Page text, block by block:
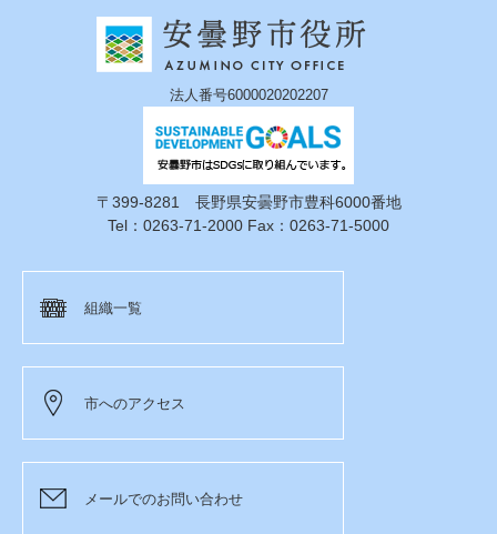
法人番号6000020202207
〒399-8281 長野県安曇野市豊科6000番地
Tel：0263-71-2000 Fax：0263-71-5000
組織一覧
市へのアクセス
メールでのお問い合わせ